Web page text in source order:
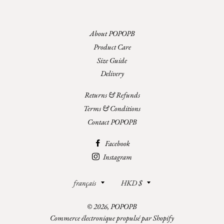
About POPOPB
Product Care
Size Guide
Delivery
Returns & Refunds
Terms & Conditions
Contact POPOPB
Facebook
Instagram
Langue
français Devise
HKD $
© 2026, POPOPB
Commerce électronique propulsé par Shopify